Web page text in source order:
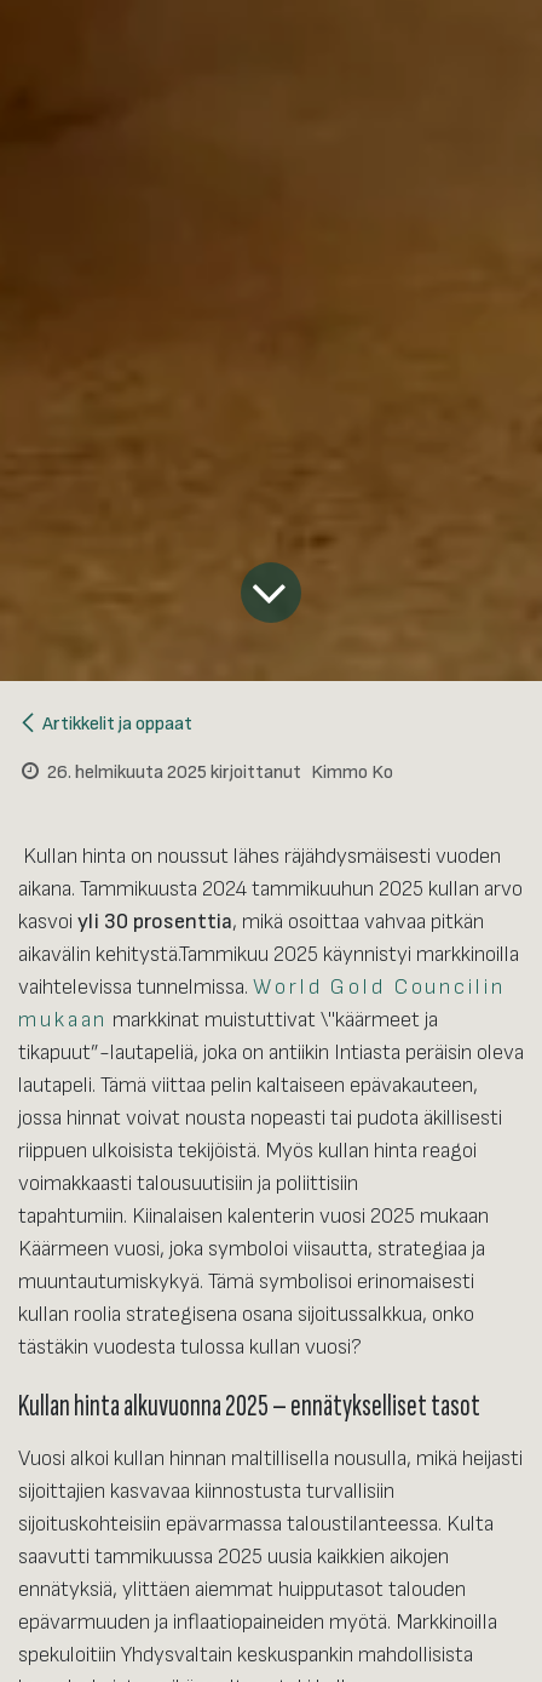
Artikkelit ja oppaat
26. helmikuuta 2025 kirjoittanut Kimmo Ko
Kullan hinta on noussut lähes räjähdysmäisesti vuoden
aikana. Tammikuusta 2024 tammikuuhun 2025 kullan arvo
kasvoi yli 30 prosenttia, mikä osoittaa vahvaa pitkän
aikavälin kehitystä.Tammikuu 2025 käynnistyi markkinoilla
vaihtelevissa tunnelmissa. World Gold Councilin
mukaan markkinat muistuttivat \"käärmeet ja
tikapuut”-lautapeliä, joka on antiikin Intiasta peräisin oleva
lautapeli. Tämä viittaa pelin kaltaiseen epävakauteen,
jossa hinnat voivat nousta nopeasti tai pudota äkillisesti
riippuen ulkoisista tekijöistä. Myös kullan hinta reagoi
voimakkaasti talousuutisiin ja poliittisiin
tapahtumiin. Kiinalaisen kalenterin vuosi 2025 mukaan
Käärmeen vuosi, joka symboloi viisautta, strategiaa ja
muuntautumiskykyä. Tämä symbolisoi erinomaisesti
kullan roolia strategisena osana sijoitussalkkua, onko
tästäkin vuodesta tulossa kullan vuosi?
Kullan hinta alkuvuonna 2025 – ennätykselliset tasot
Vuosi alkoi kullan hinnan maltillisella nousulla, mikä heijasti
sijoittajien kasvavaa kiinnostusta turvallisiin
sijoituskohteisiin epävarmassa taloustilanteessa. Kulta
saavutti tammikuussa 2025 uusia kaikkien aikojen
ennätyksiä, ylittäen aiemmat huipputasot talouden
epävarmuuden ja inflaatiopaineiden myötä. Markkinoilla
spekuloitiin Yhdysvaltain keskuspankin mahdollisista